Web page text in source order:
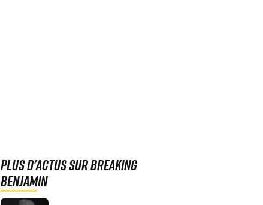
Plus d'actus sur Breaking
Benjamin